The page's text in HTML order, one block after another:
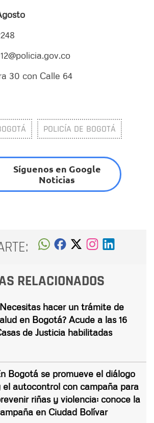
30 con Calle 64
POLICÍA DE BOGOTÁ
Síguenos en Google
Noticias
RELACIONADOS
hacer un trámite de
en Bogotá? Acude a las 16
de Justicia habilitadas
Bogotá se promueve el diálogo
el autocontrol con campaña para
riñas y violencia: conoce la
en Ciudad Bolívar